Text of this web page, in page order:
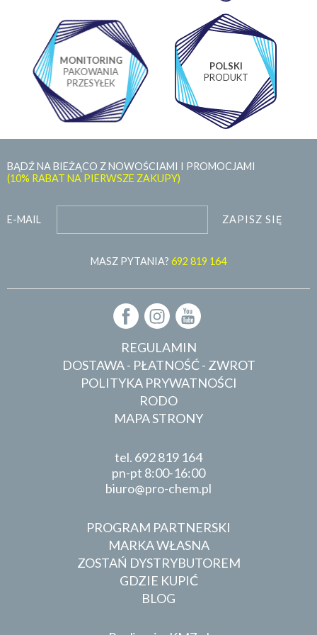
MONITORING
PAKOWANIA
PRZESYŁEK
POLSKI
PRODUKT
BĄDŹ NA BIEŻĄCO Z NOWOŚCIAMI I PROMOCJAMI
(10% RABAT NA PIERWSZE ZAKUPY)
E-MAIL ZAPISZ SIĘ
MASZ PYTANIA? 692 819 164
REGULAMIN
DOSTAWA - PŁATNOŚĆ - ZWROT
POLITYKA PRYWATNOŚCI
RODO
MAPA STRONY
tel. 692 819 164
pn-pt 8:00-16:00
biuro
pro-chem.pl
PROGRAM PARTNERSKI
MARKA WŁASNA
ZOSTAŃ DYSTRYBUTOREM
GDZIE KUPIĆ
BLOG